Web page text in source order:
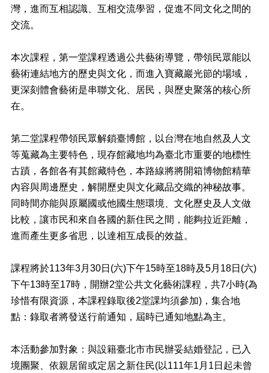
資
訊
府
資
訊
公
開
放
資
料
專
區
防
救
災
訊
(Disaster
prevention
and
response)
光
休
閒
灣，進而互相認識、互相交流學習，促進不同文化之間的
交流。
本次課程，第一堂課程透過公共藝術導覽，帶領民眾能以
藝術連結地方的歷史與文化，而進入寶藏巖光節的場域，
更深刻體會藝術是串聯文化、居民，與歷史聚落的核心所
在。
第二堂課程帶領民眾解鎖臺博館，以台灣在地自然及人文
等蒐藏為主要特色，現存館藏地均為臺北市重要的地標性
古蹟，各館各有其館藏特色，本路線將將開箱博物館精華
內容與周邊歷史，解開歷史與文化藏品交織的神秘故事。
同時間亦能與原屬國或他國生態環境、文化歷史及人文做
比較，讓市民和來自各國的新住民之間，能夠拉近距離，
進而產生更多省思，以達相互成長的效益。
課程將於113年3月30日(六)下午15時至18時及5月18日(六)
下午13時至17時，開辦2堂公共文化藝術課程，共7小時(為
珍惜有限資源，本課程錄取後2堂課均須參加)，集合地
點：錄取者將發送行前通知，屆時已通知地點為主。
本活動參加對象：與設籍臺北市市民辦妥結婚登記，已入
境團聚、依親居留或定居之新住民(以111年1月1日起未曾